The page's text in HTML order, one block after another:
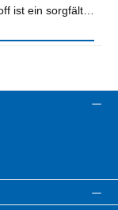
ist ein sorgfält…